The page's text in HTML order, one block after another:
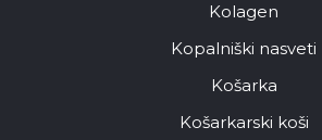
Kolagen
Kopalniški nasveti
Košarka
Košarkarski koši